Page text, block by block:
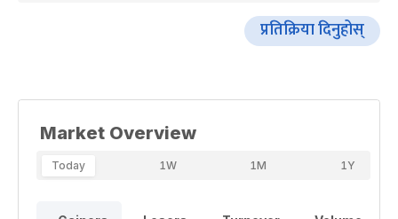
प्रतिक्रिया दिनुहोस्